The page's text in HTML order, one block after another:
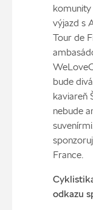
komunity
výjazd s
Tour de
bude
kaviareň
nebude
France.
odkazu